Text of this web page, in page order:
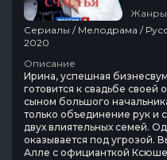
Сериалы / Мелодрама /
2020
Описание
Ирина, успешная
готовится к свадьбе
сыном большого
только объединение рук и
двух влиятельных семей.
оказывается под угрозой.
Алле с официанткой